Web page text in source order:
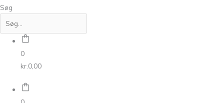
Søg
0
kr. 0,00